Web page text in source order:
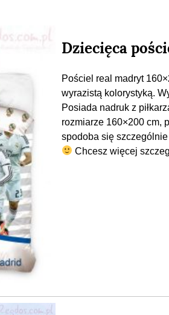
Dziecięca
Pościel real madryt
wyrazistą kolorystyką.
Posiada nadruk z
rozmiarze 160×200 cm,
spodoba się
Chcesz więcej